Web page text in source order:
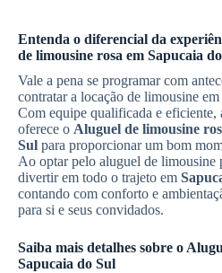
Entenda o diferencial da
de limousine rosa em Sapucaia
Vale a pena se programar com
contratar a locação de limousine em
Com equipe qualificada e
oferece o Aluguel de limousine
Sul para proporcionar um bom
Ao optar pelo aluguel de limousine
divertir em todo o trajeto em
contando com conforto e
para si e seus convidados.
Saiba mais detalhes sobre o
Sapucaia do Sul